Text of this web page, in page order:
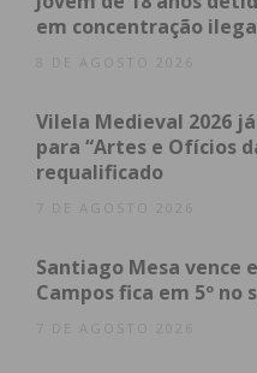
Eu li e
em concentração
8 DE AGOSTO 2026
Vilela Medieval 2026
para “Artes e Ofícios
requalificado
7 DE AGOSTO 2026
Santiago Mesa vence
Campos fica em 5º no
7 DE AGOSTO 2026